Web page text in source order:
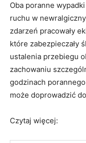
Oba poranne
ruchu w
zdarzeń pracowały
które zabezpieczały
ustalenia przebiegu
zachowaniu
godzinach
może doprowadzić
Czytaj więcej: